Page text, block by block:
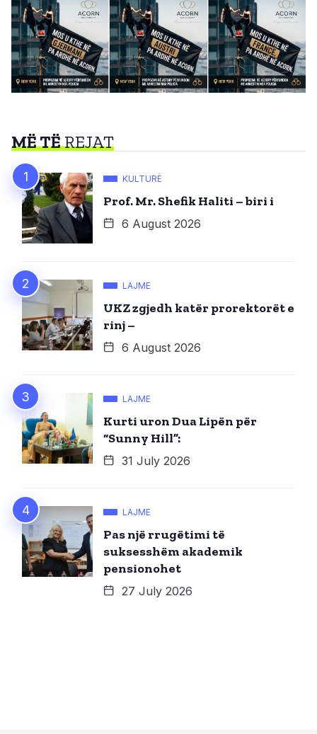
MË TËREJAT
KULTURË
Prof. Mr. Shefik Haliti – biri i
6 August 2026
LAJME
UKZ zgjedh katër prorektorët e
rinj –
6 August 2026
LAJME
Kurti uron Dua Lipën për
“Sunny Hill”:
31 July 2026
LAJME
Pas një rrugëtimi të
suksesshëm akademik
pensionohet
27 July 2026